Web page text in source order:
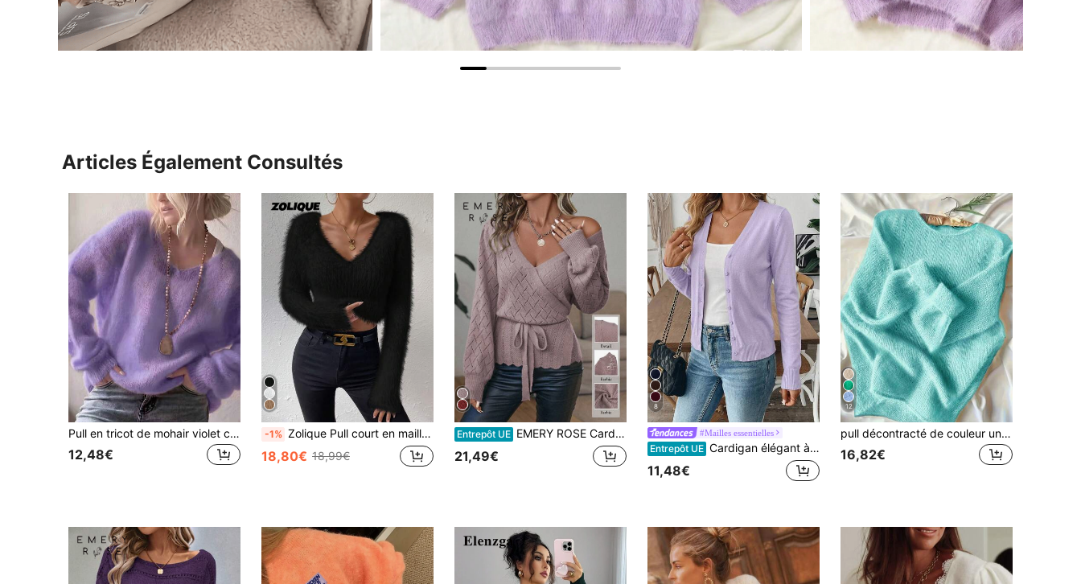
Articles Également Consultés
Pull en tricot de mohair violet clair à col V profond pour femmes, ajouré, moelleux, semi-transparent, couleur unie, coupe ample, top polyvalent pour l'automne
12,48€
-1% Zolique Pull court en maille bouclée à col V, manches longues, pull tricoté pour l'automne et l'hiver
18,80€ 18,99€
Entrepôt UE EMERY ROSE Cardigan tricoté côtelé à encolure cache-cœur et ceinture, hauts à manches longues
21,49€
8
#Mailles essentielles
Entrepôt UE Cardigan élégant à manches longues, coupe slim, couleur unie, avec boutons devant pour femmes
11,48€
12
pull décontracté de couleur unie pour l'automne
16,82€